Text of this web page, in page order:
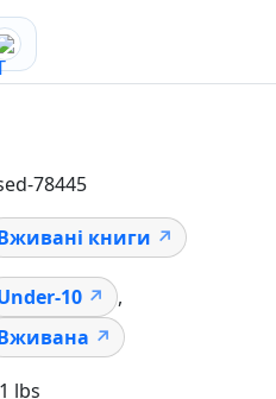
для найменших
читання
(6+)
10+
Аплікації
книги
78445
книги
10
,
lbs